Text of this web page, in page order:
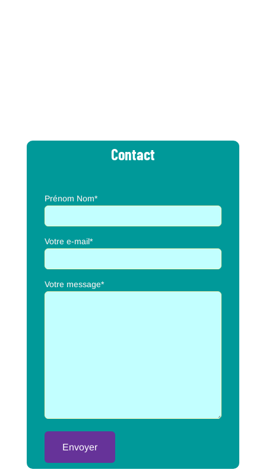
Contact
Prénom Nom*
Votre e-mail*
Votre message*
Alternative: